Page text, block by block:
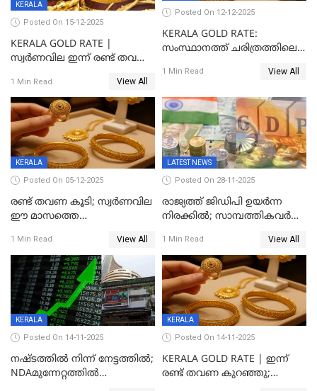
KERALA
Posted On 15-12-2025
KERALA GOLD RATE |
സ്വർണവില ഇന്ന് രണ്ട് തവണ
സർവകാല റെക്കോഡ്
1 Min Read View All
Posted On 12-12-2025
KERALA GOLD RATE:
സംസ്ഥാനത്ത് ചരിത്രത്തിലെ
സ്വർണം; സർവ്വകാല
1 Min Read View All
KERALA
Posted On 05-12-2025
രണ്ട് തവണ കൂടി; സ്വർണവില
ഈ മാസത്തെ
1 Min Read View All
LATEST NEWS
Posted On 28-11-2025
രാജ്യത്ത് ജിഡിപി ഉയര്‍ന്ന
നിരക്കില്‍; സാമ്പത്തികവർഷം
ശതമാനമായി; പ്രചോദനം
നൽകുന്നുവെന്ന് മോദി
1 Min Read View All
KERALA
Posted On 14-11-2025
നഷ്ടത്തിൽ നിന്ന് നേട്ടത്തിൽ;
NDAമുന്നേറ്റത്തിൽ
KERALA
Posted On 14-11-2025
KERALA GOLD RATE | ഇന്ന്
രണ്ട് തവണ കുറഞ്ഞു;